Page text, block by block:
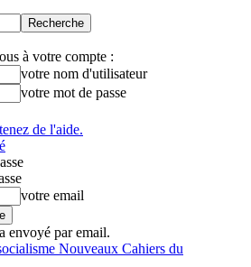
à votre compte :
votre nom d'utilisateur
votre mot de passe
de l'aide.
votre email
envoyé par email.
Nouveaux Cahiers du